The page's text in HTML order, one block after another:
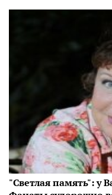
"Светлая память": у